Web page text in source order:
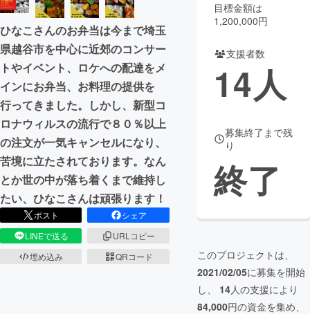
CAMPFIRE for Social Good
CAMPFIRE Creation
CAMPFIREふるさと納税machi-ya コミュニティ
ひなこさんのお弁当は今まで埼玉
県越谷市を中心に近郊のコンサー
トやイベント、ロケへの配達をメ
インにお弁当、お料理の提供を
行ってきました。しかし、新型コ
ロナウィルスの流行で８０％以上
の注文が一気キャンセルになり、
苦境に立たされております。なん
とか世の中が落ち着くまで維持し
たい、ひなこさんは頑張ります！
ポスト
シェア
LINEで送る
URLコピー
埋め込み
QRコード
目標金額は
1,200,000円
支援者数
14人
募集終了まで残
り
終了
このプロジェクトは、
2021/02/05に募集を開始
し、 14人の支援により
84,000円の資金を集め、